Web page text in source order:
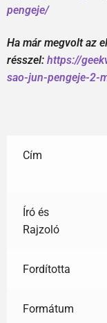
pengeje/
Ha már megvolt az
résszel: https://
sao-jun-pengeje-2-
Cím
Író és
Rajzoló
Fordította
Formátum